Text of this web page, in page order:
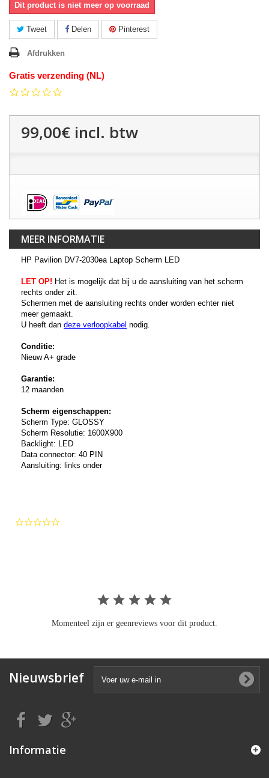
Dit product is niet meer op voorraad
Tweet Delen Pinterest
Afdrukken
Gratis verzending (NL)
99,00€ incl. btw
MEER INFORMATIE
HP Pavilion DV7-2030ea Laptop Scherm LED
LET OP! Het is mogelijk dat bij u de aansluiting van het scherm
rechts onder zit.
Schermen met de aansluiting rechts onder worden echter niet
meer gemaakt.
U heeft dan deze verloopkabel nodig.
Conditie:
Nieuw A+ grade
Garantie:
12 maanden
Scherm eigenschappen:
Scherm Type: GLOSSY
Scherm Resolutie: 1600X900
Backlight: LED
Data connector: 40 PIN
Aansluiting: links onder
Momenteel zijn er geenreviews voor dit product.
Nieuwsbrief
Informatie